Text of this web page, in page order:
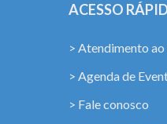
ACESSO
> Atendimento
> Agenda de
> Fale conosco